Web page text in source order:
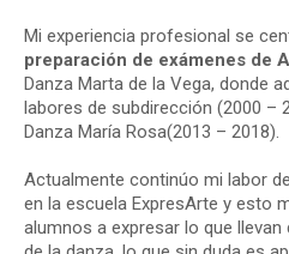
Mi experiencia profesional se
preparación de exámenes de
Danza Marta de la Vega, donde
labores de subdirección (2000 –
Danza María Rosa(2013 – 2018).
Actualmente continúo mi labor
en la escuela ExpresArte y esto
alumnos a expresar lo que